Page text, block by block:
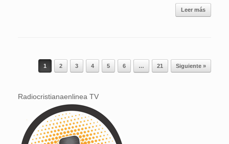
Leer más
Navegador de artículos
1 2 3 4 5 6 … 21 Siguiente »
Radiocristianaenlinea TV